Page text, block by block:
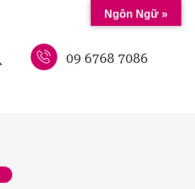
09 6768 7086
Ngôn Ngữ »